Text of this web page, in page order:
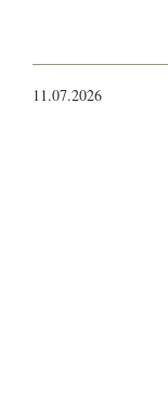
11.07.2026